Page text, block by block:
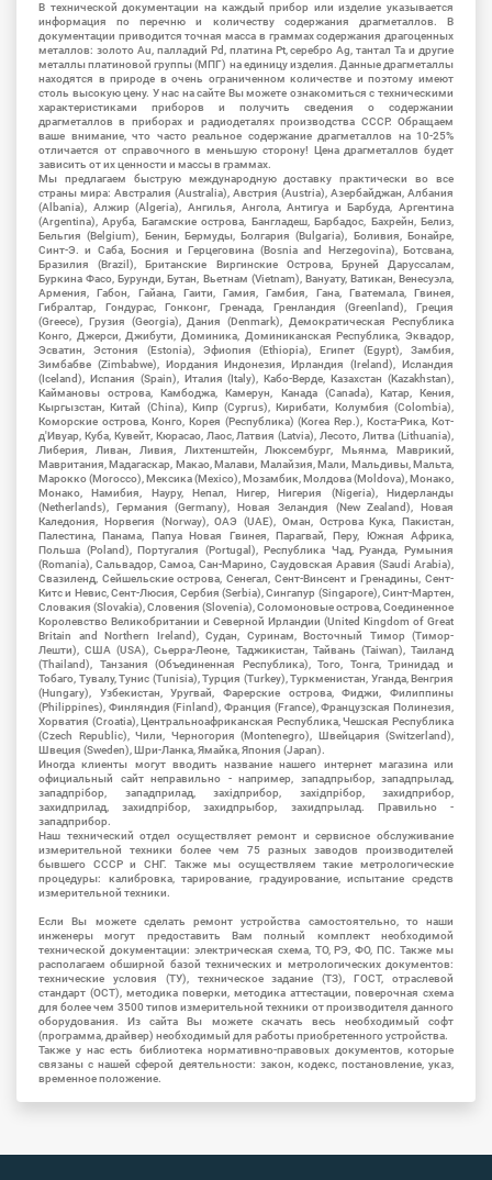
В технической документации на каждый прибор или изделие указывается
информация по перечню и количеству содержания драгметаллов. В
документации приводится точная масса в граммах содержания драгоценных
металлов: золото Au, палладий Pd, платина Pt, серебро Ag, тантал Ta и другие
металлы платиновой группы (МПГ) на единицу изделия. Данные драгметаллы
находятся в природе в очень ограниченном количестве и поэтому имеют
столь высокую цену. У нас на сайте Вы можете ознакомиться с техническими
характеристиками приборов и получить сведения о содержании
драгметаллов в приборах и радиодеталях производства СССР. Обращаем
ваше внимание, что часто реальное содержание драгметаллов на 10-25%
отличается от справочного в меньшую сторону! Цена драгметаллов будет
зависить от их ценности и массы в граммах.
Мы предлагаем быструю международную доставку практически во все
страны мира: Австралия (Australia), Австрия (Austria), Азербайджан, Албания
(Albania), Алжир (Algeria), Ангилья, Ангола, Антигуа и Барбуда, Аргентина
(Argentina), Аруба, Багамские острова, Бангладеш, Барбадос, Бахрейн, Белиз,
Бельгия (Belgium), Бенин, Бермуды, Болгария (Bulgaria), Боливия, Бонайре,
Синт-Э. и Саба, Босния и Герцеговина (Bosnia and Herzegovina), Ботсвана,
Бразилия (Brazil), Британские Виргинские Острова, Бруней Даруссалам,
Буркина Фасо, Бурунди, Бутан, Вьетнам (Vietnam), Вануату, Ватикан, Венесуэла,
Армения, Габон, Гайана, Гаити, Гамия, Гамбия, Гана, Гватемала, Гвинея,
Гибралтар, Гондурас, Гонконг, Гренада, Гренландия (Greenland), Греция
(Greece), Грузия (Georgia), Дания (Denmark), Демократическая Республика
Конго, Джерси, Джибути, Доминика, Доминиканская Республика, Эквадор,
Эсватин, Эстония (Estonia), Эфиопия (Ethiopia), Египет (Egypt), Замбия,
Зимбабве (Zimbabwe), Иордания Индонезия, Ирландия (Ireland), Исландия
(Iceland), Испания (Spain), Италия (Italy), Кабо-Верде, Казахстан (Kazakhstan),
Каймановы острова, Камбоджа, Камерун, Канада (Canada), Катар, Кения,
Кыргызстан, Китай (China), Кипр (Cyprus), Кирибати, Колумбия (Colombia),
Коморские острова, Конго, Корея (Республика) (Korea Rep.), Коста-Рика, Кот-
д'Ивуар, Куба, Кувейт, Кюрасао, Лаос, Латвия (Latvia), Лесото, Литва (Lithuania),
Либерия, Ливан, Ливия, Лихтенштейн, Люксембург, Мьянма, Маврикий,
Мавритания, Мадагаскар, Макао, Малави, Малайзия, Мали, Мальдивы, Мальта,
Марокко (Morocco), Мексика (Mexico), Мозамбик, Молдова (Moldova), Монако,
Монако, Намибия, Науру, Непал, Нигер, Нигерия (Nigeria), Нидерланды
(Netherlands), Германия (Germany), Новая Зеландия (New Zealand), Новая
Каледония, Норвегия (Norway), ОАЭ (UAE), Оман, Острова Кука, Пакистан,
Палестина, Панама, Папуа Новая Гвинея, Парагвай, Перу, Южная Африка,
Польша (Poland), Португалия (Portugal), Республика Чад, Руанда, Румыния
(Romania), Сальвадор, Самоа, Сан-Марино, Саудовская Аравия (Saudi Arabia),
Свазиленд, Сейшельские острова, Сенегал, Сент-Винсент и Гренадины, Сент-
Китс и Невис, Сент-Люсия, Сербия (Serbia), Сингапур (Singapore), Синт-Мартен,
Словакия (Slovakia), Словения (Slovenia), Соломоновые острова, Соединенное
Королевство Великобритании и Северной Ирландии (United Kingdom of Great
Britain and Northern Ireland), Судан, Суринам, Восточный Тимор (Тимор-
Лешти), США (USA), Сьерра-Леоне, Таджикистан, Тайвань (Taiwan), Таиланд
(Thailand), Танзания (Объединенная Республика), Того, Тонга, Тринидад и
Тобаго, Тувалу, Тунис (Tunisia), Турция (Turkey), Туркменистан, Уганда, Венгрия
(Hungary), Узбекистан, Уругвай, Фарерские острова, Фиджи, Филиппины
(Philippines), Финляндия (Finland), Франция (France), Французская Полинезия,
Хорватия (Croatia), Центральноафриканская Республика, Чешская Республика
(Czech Republic), Чили, Черногория (Montenegro), Швейцария (Switzerland),
Швеция (Sweden), Шри-Ланка, Ямайка, Япония (Japan).
Иногда клиенты могут вводить название нашего интернет магазина или
официальный сайт неправильно - например, западпрыбор, западпрылад,
западпрібор, западприлад, західприбор, західпрібор, захидприбор,
захидприлад, захидпрібор, захидпрыбор, захидпрылад. Правильно -
западприбор.
Наш технический отдел осуществляет ремонт и сервисное обслуживание
измерительной техники более чем 75 разных заводов производителей
бывшего СССР и СНГ. Также мы осуществляем такие метрологические
процедуры: калибровка, тарирование, градуирование, испытание средств
измерительной техники.
Если Вы можете сделать ремонт устройства самостоятельно, то наши
инженеры могут предоставить Вам полный комплект необходимой
технической документации: электрическая схема, ТО, РЭ, ФО, ПС. Также мы
располагаем обширной базой технических и метрологических документов:
технические условия (ТУ), техническое задание (ТЗ), ГОСТ, отраслевой
стандарт (ОСТ), методика поверки, методика аттестации, поверочная схема
для более чем 3500 типов измерительной техники от производителя данного
оборудования. Из сайта Вы можете скачать весь необходимый софт
(программа, драйвер) необходимый для работы приобретенного устройства.
Также у нас есть библиотека нормативно-правовых документов, которые
связаны с нашей сферой деятельности: закон, кодекс, постановление, указ,
временное положение.